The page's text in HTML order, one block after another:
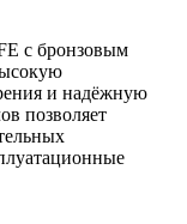
с бронзовым
и надёжную
позволяет